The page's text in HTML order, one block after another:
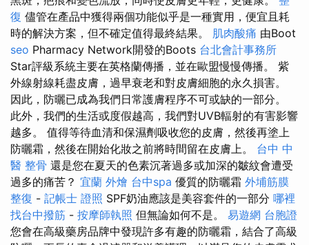
復 儘管在產品中獲得兩個功能似乎是一種實用，便宜且耗
時的解決方案，但不確定值得最終結果。 肌肉酸痛 由Boot
seo Pharmacy Network開發的Boots 台北會計事務所
Star評級系統主要在英格蘭傳播，並在歐盟慢慢傳播。 紫
外線射線耗盡皮膚，過早衰老和對皮膚細胞的永久損害。
因此，防曬已成為我們日常護膚程序不可或缺的一部分。
此外，我們的生活或度假越高，我們對UVB輻射的有害影響
越多。 值得等待血清和保濕劑吸收您的皮膚，然後再塗上
防曬霜，然後在開始化妝之前將時間留在皮膚上。 台中 中
醫 整骨 還是您在夏天的色素沉著過多或加深的皺紋會遭受
過多的痛苦？ 宜蘭 外燴 台中spa 優質的防曬霜 外埔筋膜
整復 - 記帳士 證照 SPF奶油應該是美容套件的一部分 哪裡
找台中撥筋 - 按摩師執照 但無論如何不是。 易遊網 台胞證
您會在高級藥房品牌中發現許多有趣的防曬霜，結合了高級